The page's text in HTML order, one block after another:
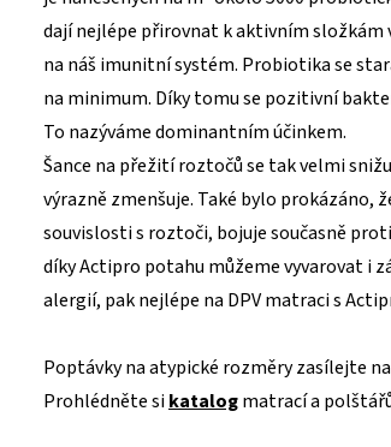
dají nejlépe přirovnat k aktivním složkám
na náš imunitní systém. Probiotika se
na minimum. Díky tomu se pozitivní
To nazýváme dominantním účinkem.
Šance na přežití roztočů se tak velmi
výrazně zmenšuje. Také bylo prokázáno,
souvislosti s roztoči, bojuje současně
díky Actipro potahu můžeme vyvarovat i
alergií, pak nejlépe na DPV matraci s
Poptávky na atypické rozměry zasílejte
Prohlédněte sikatalogmatrací a